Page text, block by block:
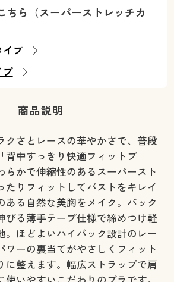
ちら（スーパーストレッチカ
イプ
プ
商品説明
クさとレースの華やかさで、普段
背中すっきり快適フィットブ
らかで伸縮性のあるスーパースト
たりフィットしてバストをキレイ
ある自然な美胸をメイク。バック
びる薄手テープ仕様で締めつけ軽
。ほどよいハイバック設計のレー
ワーの裏当てがやさしくフィット
に整えます。幅広ストラップで肩